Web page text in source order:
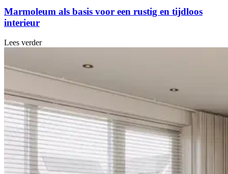
Marmoleum als basis voor een rustig en tijdloos
interieur
Lees verder